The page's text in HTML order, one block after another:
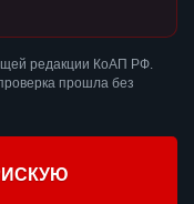
редакции КоАП РФ.
прошла без